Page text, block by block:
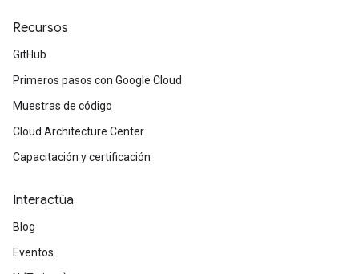
Recursos
GitHub
Primeros pasos con Google Cloud
Muestras de código
Cloud Architecture Center
Capacitación y certificación
Interactúa
Blog
Eventos